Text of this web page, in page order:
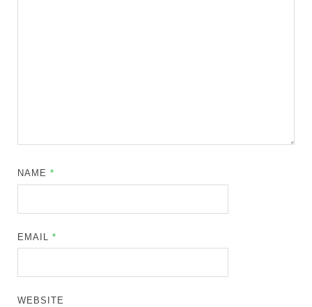
NAME*
EMAIL*
WEBSITE